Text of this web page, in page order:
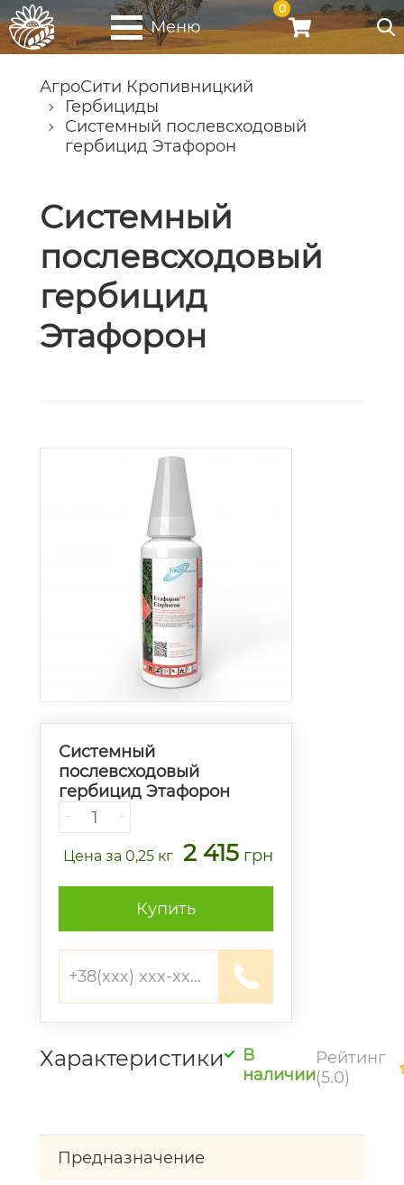
Меню
0
АгроСити Кропивницкий
Гербициды
Системный послевсходовый
гербицид Этафорон
Системный
послевсходовый
гербицид
Этафорон
Системный
послевсходовый
гербицид Этафорон
− +
Цена за 0,25 кг 2 415 грн
Купить
Характеристики
В
наличии
Рейтинг
(5.0)
Предназначение